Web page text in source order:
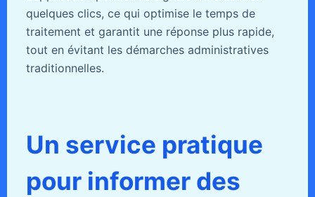
quelques clics, ce qui optimise le temps de
traitement et garantit une réponse plus rapide,
tout en évitant les démarches administratives
traditionnelles.
Un service pratique
pour informer des